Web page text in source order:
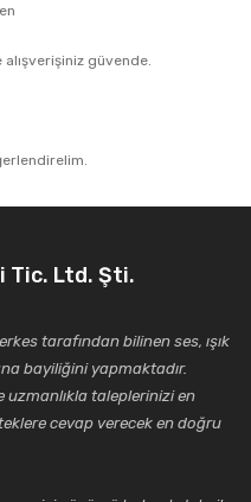
güvende.
Tic. Ltd. Şti.
tarafından bilinen ses, ışık
bayiliğini yapmaktadır.
uzmanlıkla taleplerinizi en
cevap verecek en doğru